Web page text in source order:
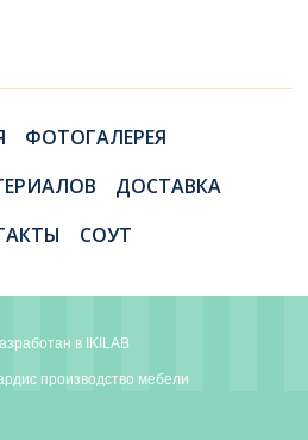
ФОТОГАЛЕРЕЯ
ДОСТАВКА
СОУТ
в IKILAB
производство мебели